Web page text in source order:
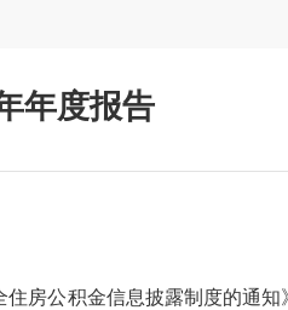
年度报告
公积金信息披露制度的通知